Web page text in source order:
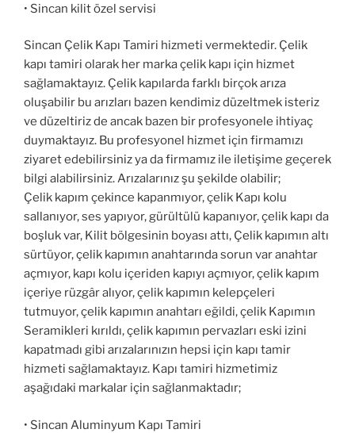
• Sincan kilit özel servisi
Sincan Çelik Kapı Tamiri hizmeti vermektedir. Çelik
kapı tamiri olarak her marka çelik kapı için hizmet
sağlamaktayız. Çelik kapılarda farklı birçok arıza
oluşabilir bu arızları bazen kendimiz düzeltmek isteriz
ve düzeltiriz de ancak bazen bir profesyonele ihtiyaç
duymaktayız. Bu profesyonel hizmet için firmamızı
ziyaret edebilirsiniz ya da firmamız ile iletişime geçerek
bilgi alabilirsiniz. Arızalarınız şu şekilde olabilir;
Çelik kapım çekince kapanmıyor, çelik Kapı kolu
sallanıyor, ses yapıyor, gürültülü kapanıyor, çelik kapı da
boşluk var, Kilit bölgesinin boyası attı, Çelik kapımın altı
sürtüyor, çelik kapımın anahtarında sorun var anahtar
açmıyor, kapı kolu içeriden kapıyı açmıyor, çelik kapım
içeriye rüzgâr alıyor, çelik kapımın kelepçeleri
tutmuyor, çelik kapımın anahtarı eğildi, çelik Kapımın
Seramikleri kırıldı, çelik kapımın pervazları eski izini
kapatmadı gibi arızalarınızın hepsi için kapı tamir
hizmeti sağlamaktayız. Kapı tamiri hizmetimiz
aşağıdaki markalar için sağlanmaktadır;
• Sincan Aluminyum Kapı Tamiri